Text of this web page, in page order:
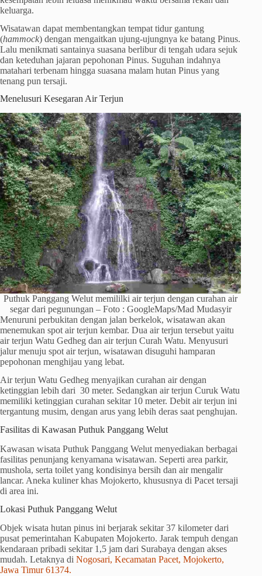
keluarga.
Wisatawan dapat membentangkan tempat tidur gantung
(hammock) dengan mengaitkan ujung-ujungnya ke batang Pinus.
Lalu menikmati santainya suasana berlibur di tengah udara sejuk
dan keteduhan jajaran pepohonan Pinus. Suguhan indahnya
matahari terbenam hingga suasana malam hutan Pinus yang
tenang pun tersaji.
Menelusuri Kesegaran Air Terjun
Puthuk Panggang Welut memililki air terjun dengan curahan air
segar dari pegunungan – Foto : GoogleMaps/Mad Mudasyir
Menuruni perbukitan dengan jalan berkelok, wisatawan akan
menemukan spot air terjun kembar. Dua air terjun tersebut yaitu
air terjun Watu Gedheg dan air terjun Curah Watu. Menyusuri
jalur menuju spot air terjun, wisatawan disuguhi hamparan
pepohonan menghijau yang lebat.
Air terjun Watu Gedheg menyajikan curahan air dengan
ketinggian lebih dari 30 meter. Sedangkan air terjun Curuk Watu
memiliki ketinggian curahan sekitar 10 meter. Debit air terjun ini
tergantung musim, dengan arus yang lebih deras saat penghujan.
Fasilitas di Kawasan Puthuk Panggang Welut
Kawasan wisata Puthuk Panggang Welut menyediakan berbagai
fasilitas penunjang kenyamana wisatawan. Seperti area parkir,
mushola, serta toilet yang kondisinya bersih dan air mengalir
lancar. Aneka kuliner khas Mojokerto, khususnya di Pacet tersaji
di area ini.
Lokasi Puthuk Panggang Welut
Objek wisata hutan pinus ini berjarak sekitar 37 kilometer dari
pusat pemerintahan Kabupaten Mojokerto. Jarak tempuh dengan
kendaraan pribadi sekitar 1,5 jam dari Surabaya dengan akses
mudah. Letaknya di Nogosari, Kecamatan Pacet, Mojokerto,
Jawa Timur 61374.